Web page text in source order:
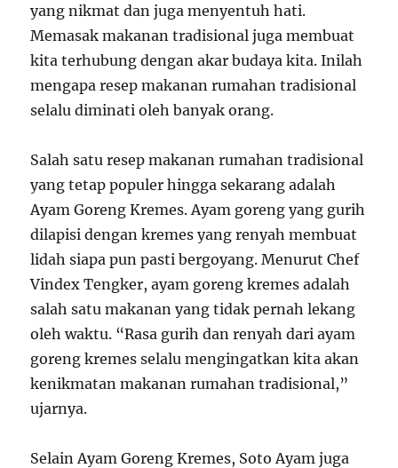
yang nikmat dan juga menyentuh hati.
Memasak makanan tradisional juga membuat
kita terhubung dengan akar budaya kita. Inilah
mengapa resep makanan rumahan tradisional
selalu diminati oleh banyak orang.
Salah satu resep makanan rumahan tradisional
yang tetap populer hingga sekarang adalah
Ayam Goreng Kremes. Ayam goreng yang gurih
dilapisi dengan kremes yang renyah membuat
lidah siapa pun pasti bergoyang. Menurut Chef
Vindex Tengker, ayam goreng kremes adalah
salah satu makanan yang tidak pernah lekang
oleh waktu. “Rasa gurih dan renyah dari ayam
goreng kremes selalu mengingatkan kita akan
kenikmatan makanan rumahan tradisional,”
ujarnya.
Selain Ayam Goreng Kremes, Soto Ayam juga